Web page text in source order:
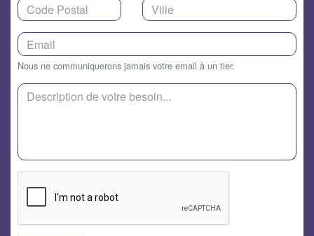
Nous ne communiquerons jamais votre email à un tier.